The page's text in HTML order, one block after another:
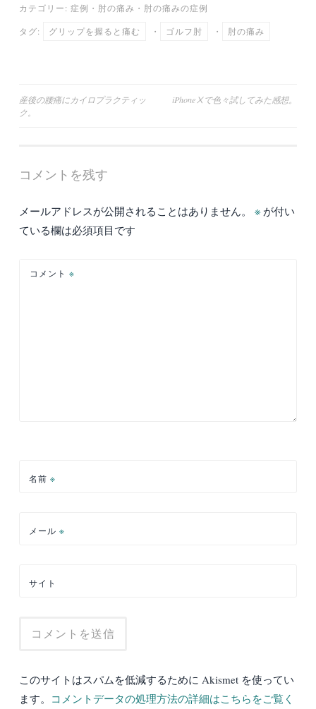
カテゴリー: 症例 ・ 肘の痛み ・ 肘の痛みの症例
タグ: グリップを握ると痛む ・ ゴルフ肘 ・ 肘の痛み
投
稿
ー
シ
ン
産後の腰痛にカイロプラクティッ
ク。
iPhoneⅩで色々試してみた感想。
コメントを残す
メールアドレスが公開されることはありません。 ※ が付い
ている欄は必須項目です
コメント ※
名前 ※
メール ※
サイト
このサイトはスパムを低減するために Akismet を使ってい
ます。 コメントデータの処理方法の詳細はこちらをご覧く